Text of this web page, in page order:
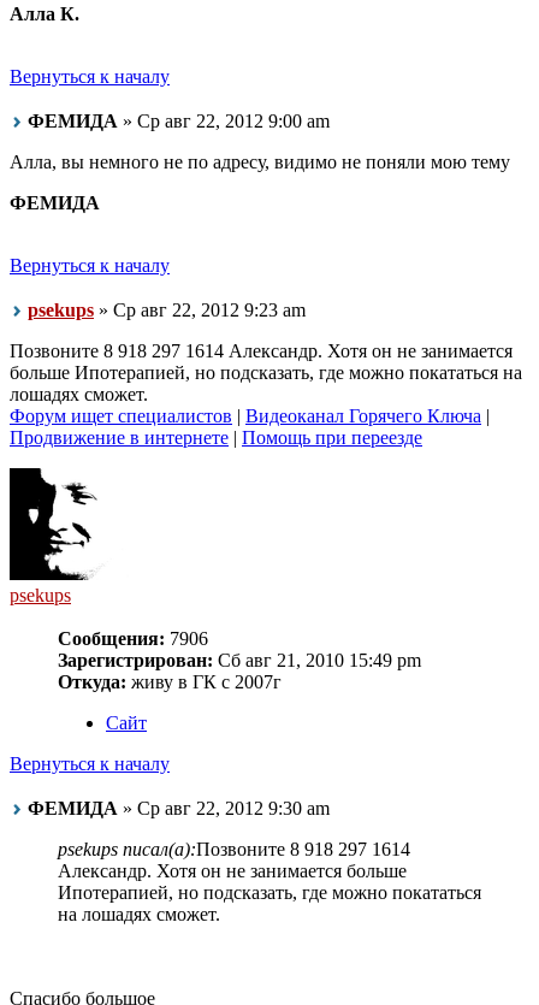
Алла К.
Вернуться к началу
ФЕМИДА » Ср авг 22, 2012 9:00 am
Алла, вы немного не по адресу, видимо не поняли мою тему
ФЕМИДА
Вернуться к началу
psekups » Ср авг 22, 2012 9:23 am
Позвоните 8 918 297 1614 Александр. Хотя он не занимается
больше Ипотерапией, но подсказать, где можно покататься на
лошадях сможет.
Форум ищет специалистов | Видеоканал Горячего Ключа |
Продвижение в интернете | Помощь при переезде
psekups
Сообщения: 7906
Зарегистрирован: Сб авг 21, 2010 15:49 pm
Откуда: живу в ГК с 2007г
Сайт
Вернуться к началу
ФЕМИДА » Ср авг 22, 2012 9:30 am
psekups писал(а):Позвоните 8 918 297 1614
Александр. Хотя он не занимается больше
Ипотерапией, но подсказать, где можно покататься
на лошадях сможет.
Спасибо большое